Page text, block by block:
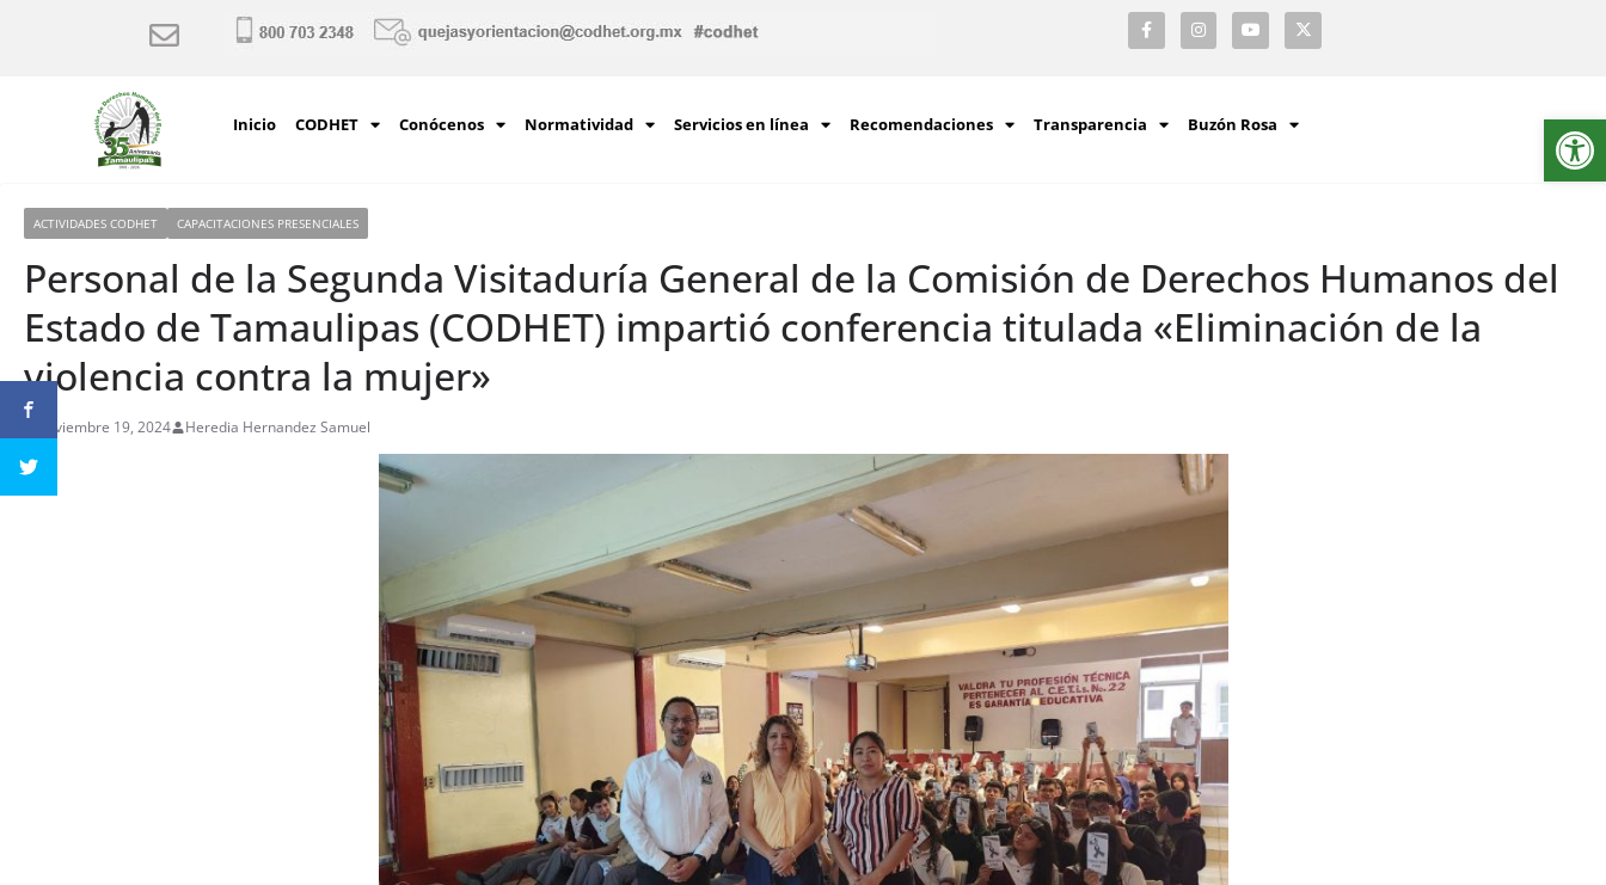
Inicio CODHET Conócenos Normatividad Servicios en línea Recomendaciones Transparencia Buzón Rosa
ACTIVIDADES CODHET CAPACITACIONES PRESENCIALES
Personal de la Segunda Visitaduría General de la Comisión de Derechos Humanos del
Estado de Tamaulipas (CODHET) impartió conferencia titulada «Eliminación de la
violencia contra la mujer»
noviembre 19, 2024 Heredia Hernandez Samuel